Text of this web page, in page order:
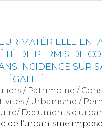
MATÉRIELLE
DE PERMIS DE
INCIDENCE SUR
LÉGALITÉ
/ Patrimoine /
/ Urbanisme /
Documents
de l’urbanisme